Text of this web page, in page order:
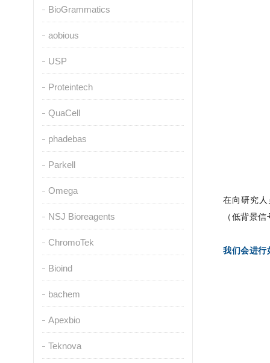
BioGrammatics
aobious
USP
Proteintech
QuaCell
phadebas
Parkell
Omega
NSJ Bioreagents
ChromoTek
Bioind
bachem
Apexbio
Teknova
在向研究
（低背景
我们会进行